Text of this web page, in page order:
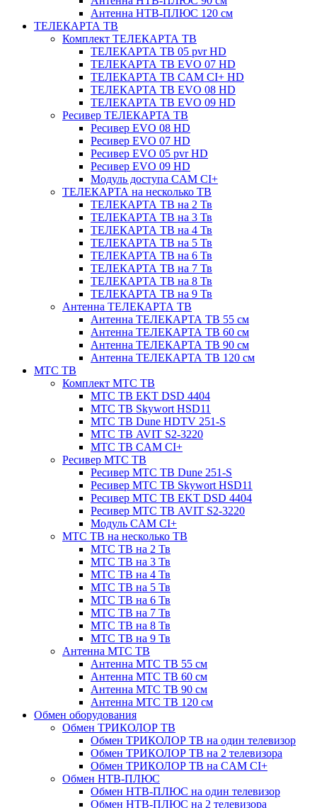
Антенна НТВ-ПЛЮС 120 см
ТЕЛЕКАРТА ТВ
Комплект ТЕЛЕКАРТА ТВ
ТЕЛЕКАРТА ТВ 05 pvr HD
ТЕЛЕКАРТА ТВ EVO 07 HD
ТЕЛЕКАРТА ТВ CAM CI+ HD
ТЕЛЕКАРТА ТВ EVO 08 HD
ТЕЛЕКАРТА ТВ EVO 09 HD
Ресивер ТЕЛЕКАРТА ТВ
Ресивер EVO 08 HD
Ресивер EVO 07 HD
Ресивер EVO 05 pvr HD
Ресивер EVO 09 HD
Модуль доступа CAM CI+
ТЕЛЕКАРТА на несколько ТВ
ТЕЛЕКАРТА ТВ на 2 Тв
ТЕЛЕКАРТА ТВ на 3 Тв
ТЕЛЕКАРТА ТВ на 4 Тв
ТЕЛЕКАРТА ТВ на 5 Тв
ТЕЛЕКАРТА ТВ на 6 Тв
ТЕЛЕКАРТА ТВ на 7 Тв
ТЕЛЕКАРТА ТВ на 8 Тв
ТЕЛЕКАРТА ТВ на 9 Тв
Антенна ТЕЛЕКАРТА ТВ
Антенна ТЕЛЕКАРТА ТВ 55 см
Антенна ТЕЛЕКАРТА ТВ 60 см
Антенна ТЕЛЕКАРТА ТВ 90 см
Антенна ТЕЛЕКАРТА ТВ 120 см
МТС ТВ
Комплект МТС ТВ
МТС ТВ EKT DSD 4404
МТС ТВ Skywort HSD11
МТС ТВ Dune HDTV 251-S
МТС ТВ AVIT S2-3220
МТС ТВ CAM CI+
Ресивер МТС ТВ
Ресивер МТС ТВ Dune 251-S
Ресивер МТС ТВ Skywort HSD11
Ресивер МТС ТВ EKT DSD 4404
Ресивер МТС ТВ AVIT S2-3220
Модуль CAM CI+
МТС ТВ на несколько ТВ
МТС ТВ на 2 Тв
МТС ТВ на 3 Тв
МТС ТВ на 4 Тв
МТС ТВ на 5 Тв
МТС ТВ на 6 Тв
МТС ТВ на 7 Тв
МТС ТВ на 8 Тв
МТС ТВ на 9 Тв
Антенна МТС ТВ
Антенна МТС ТВ 55 см
Антенна МТС ТВ 60 см
Антенна МТС ТВ 90 см
Антенна МТС ТВ 120 см
Обмен оборудования
Обмен ТРИКОЛОР ТВ
Обмен ТРИКОЛОР ТВ на один телевизор
Обмен ТРИКОЛОР ТВ на 2 телевизора
Обмен ТРИКОЛОР ТВ на CAM CI+
Обмен НТВ-ПЛЮС
Обмен НТВ-ПЛЮС на один телевизор
Обмен НТВ-ПЛЮС на 2 телевизора